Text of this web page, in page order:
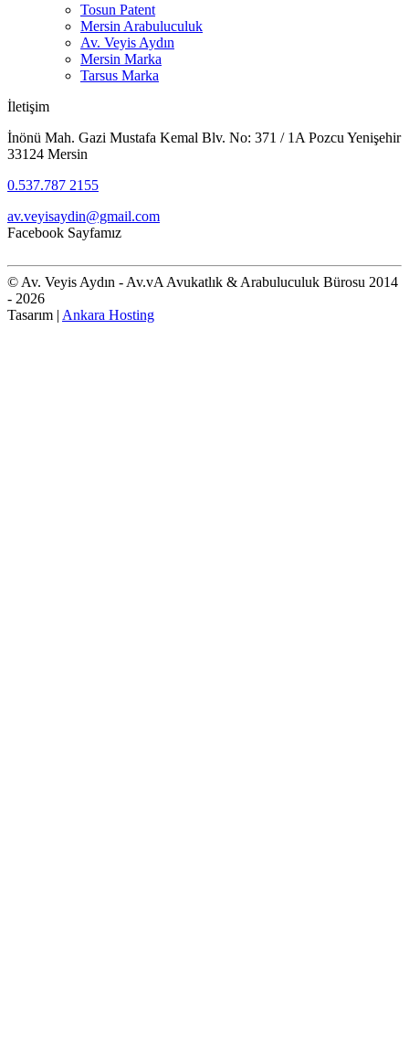
Tosun Patent
Mersin Arabuluculuk
Av. Veyis Aydın
Mersin Marka
Tarsus Marka
İletişim
İnönü Mah. Gazi Mustafa Kemal Blv. No: 371 / 1A Pozcu Yenişehir
33124 Mersin
0.537.787 2155
av.veyisaydin@gmail.com
Facebook Sayfamız
© Av. Veyis Aydın - Av.vA Avukatlık & Arabuluculuk Bürosu 2014
- 2026
Tasarım | Ankara Hosting